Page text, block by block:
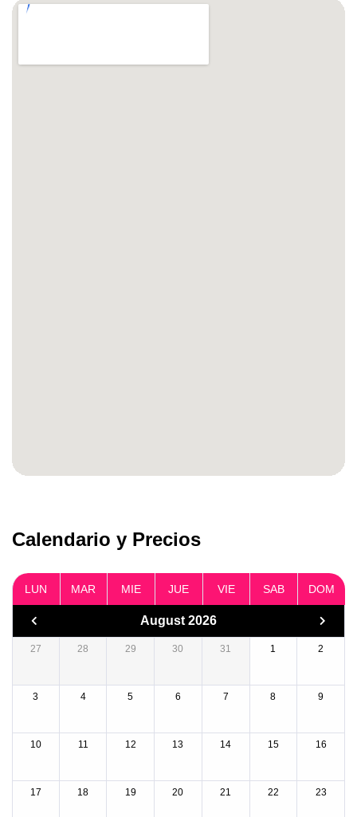
Calendario y Precios
LUN MAR MIE JUE VIE SAB DOM
August 2026
27 28 29 30 31 1 2
3 4 5 6 7 8 9
10 11 12 13 14 15 16
17 18 19 20 21 22 23